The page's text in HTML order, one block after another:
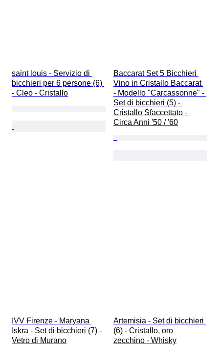
saint louis - Servizio di
bicchieri per 6 persone (6)
- Cleo - Cristallo
Baccarat Set 5 Bicchieri
Vino in Cristallo Baccarat
- Modello "Carcassonne" -
Set di bicchieri (5) -
Cristallo Sfaccettato -
Circa Anni '50 / '60
IVV Firenze - Maryana
Iskra - Set di bicchieri (7) -
Vetro di Murano
Artemisia - Set di bicchieri
(6) - Cristallo, oro
zecchino - Whisky